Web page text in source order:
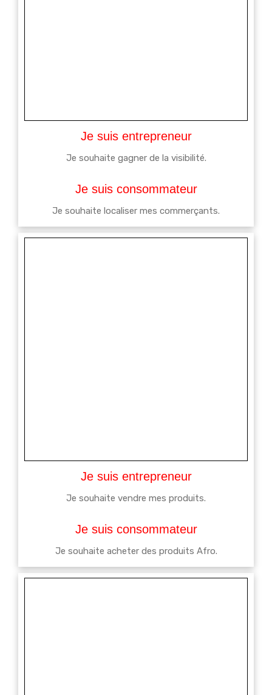
Je suis entrepreneur
Je souhaite gagner de la visibilité.
Je suis consommateur
Je souhaite localiser mes commerçants.
Je suis entrepreneur
Je souhaite vendre mes produits.
Je suis consommateur
Je souhaite acheter des produits Afro.